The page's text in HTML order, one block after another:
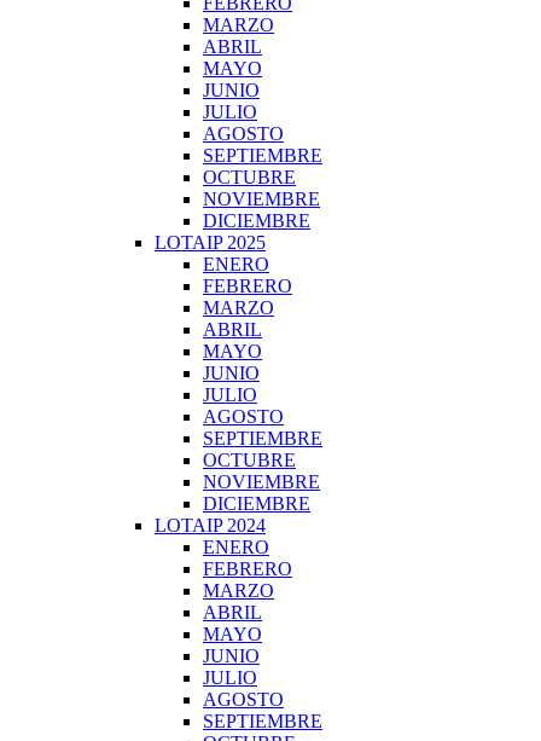
MARZO
ABRIL
MAYO
JUNIO
JULIO
AGOSTO
SEPTIEMBRE
OCTUBRE
NOVIEMBRE
DICIEMBRE
LOTAIP 2025
ENERO
FEBRERO
MARZO
ABRIL
MAYO
JUNIO
JULIO
AGOSTO
SEPTIEMBRE
OCTUBRE
NOVIEMBRE
DICIEMBRE
LOTAIP 2024
ENERO
FEBRERO
MARZO
ABRIL
MAYO
JUNIO
JULIO
AGOSTO
SEPTIEMBRE